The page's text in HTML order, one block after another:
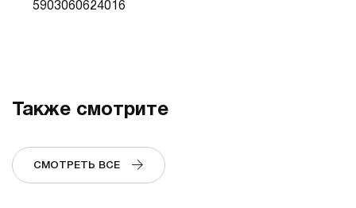
5903060624016
Также смотрите
СМОТРЕТЬ ВСЕ